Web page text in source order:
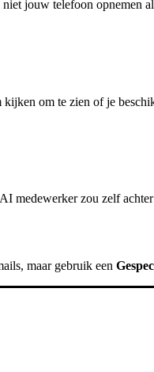
jouw telefoon opnemen
om te zien of je
medewerker zou zelf achter
maar gebruik een